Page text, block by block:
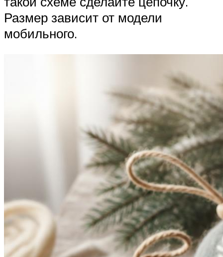
Размер зависит от модели
мобильного.